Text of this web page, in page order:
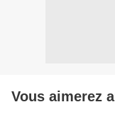
Vous aimerez